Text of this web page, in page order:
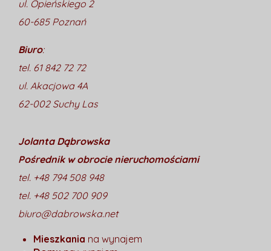
ul. Opieńskiego 2
60-685 Poznań
Biuro:
tel. 61 842 72 72
ul. Akacjowa 4A
62-002 Suchy Las
Jolanta Dąbrowska
Pośrednik w obrocie nieruchomościami
tel. +48 794 508 948
tel. +48 502 700 909
biuro@dabrowska.net
Mieszkania na wynajem